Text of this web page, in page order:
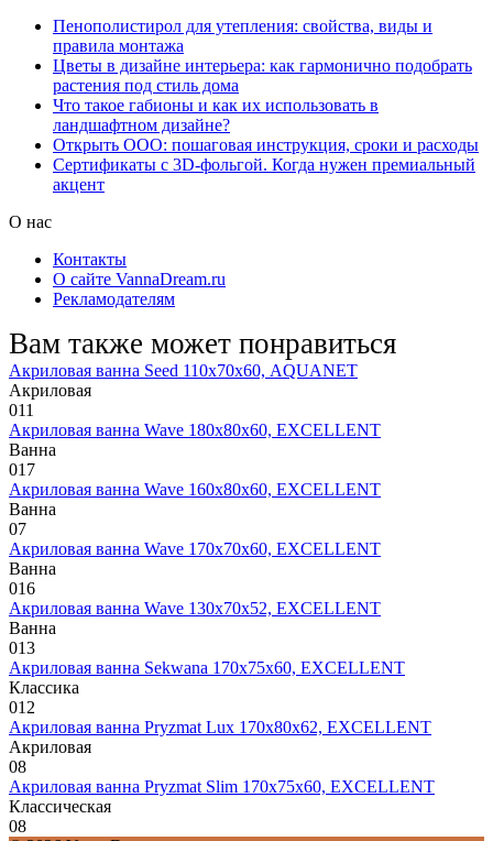
Пенополистирол для утепления: свойства, виды и
правила монтажа
Цветы в дизайне интерьера: как гармонично подобрать
растения под стиль дома
Что такое габионы и как их использовать в
ландшафтном дизайне?
Открыть ООО: пошаговая инструкция, сроки и расходы
Сертификаты с 3D-фольгой. Когда нужен премиальный
акцент
О нас
Контакты
О сайте VannaDream.ru
Рекламодателям
Вам также может понравиться
Акриловая ванна Seed 110х70х60, AQUANET
Акриловая
011
Акриловая ванна Wave 180х80х60, EXCELLENT
Ванна
017
Акриловая ванна Wave 160х80х60, EXCELLENT
Ванна
07
Акриловая ванна Wave 170х70х60, EXCELLENT
Ванна
016
Акриловая ванна Wave 130х70х52, EXCELLENT
Ванна
013
Акриловая ванна Sekwana 170х75х60, EXCELLENT
Классика
012
Акриловая ванна Pryzmat Lux 170х80х62, EXCELLENT
Акриловая
08
Акриловая ванна Pryzmat Slim 170х75х60, EXCELLENT
Классическая
08